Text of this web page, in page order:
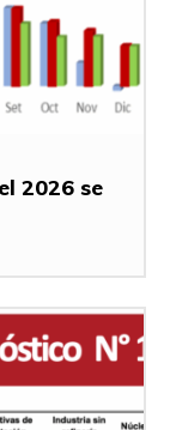
2026 se